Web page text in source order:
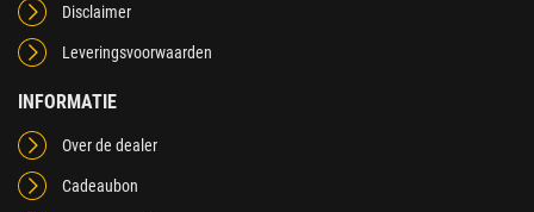
Disclaimer
Leveringsvoorwaarden
INFORMATIE
Over de dealer
Cadeaubon